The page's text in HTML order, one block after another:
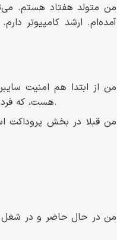
آمده‌ام. ارشد کامپیوتر
من از ابتدا هم امنیت
هست، که فرد علاقه‌مندی‌اش را فراموش می‌کند؛ یادش می‌رود که همیشه چه چیزی را دوست داشته است.
من قبلا در بخش پروداکت
من در حال حاضر و در شغل